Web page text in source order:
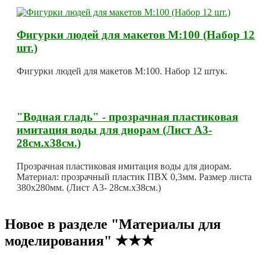
Фигурки людей для макетов М:100 (Набор 12
шт.)
Фигурки людей для макетов М:100. Набор 12 штук.
"Водная гладь" - прозрачная пластиковая
имитация воды для диорам (Лист А3-
28см.х38см.)
Прозрачная пластиковая имитация воды для диорам.
Материал: прозрачный пластик ПВХ 0,3мм. Размер листа
380х280мм. (Лист А3- 28см.х38см.)
Новое в разделе "Материалы для
моделирования" ★★★